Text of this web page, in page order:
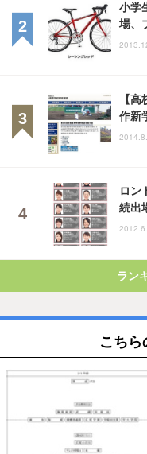
小学
場、
【
作新
ロン
続出
ラン
こちら